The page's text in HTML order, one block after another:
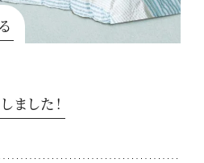
ました！